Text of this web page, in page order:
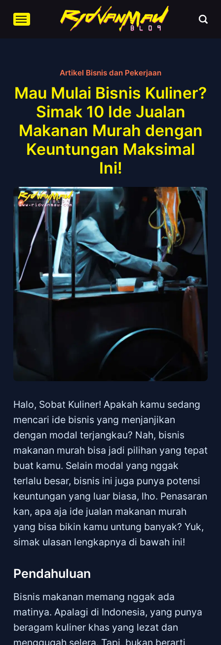
Artikel Bisnis dan Pekerjaan
Mau Mulai Bisnis Kuliner?
Simak 10 Ide Jualan
Makanan Murah dengan
Keuntungan Maksimal
Ini!
Halo, Sobat Kuliner! Apakah kamu sedang
mencari ide bisnis yang menjanjikan
dengan modal terjangkau? Nah, bisnis
makanan murah bisa jadi pilihan yang tepat
buat kamu. Selain modal yang nggak
terlalu besar, bisnis ini juga punya potensi
keuntungan yang luar biasa, lho. Penasaran
kan, apa aja ide jualan makanan murah
yang bisa bikin kamu untung banyak? Yuk,
simak ulasan lengkapnya di bawah ini!
Pendahuluan
Bisnis makanan memang nggak ada
matinya. Apalagi di Indonesia, yang punya
beragam kuliner khas yang lezat dan
menggugah selera. Tapi, bukan berarti